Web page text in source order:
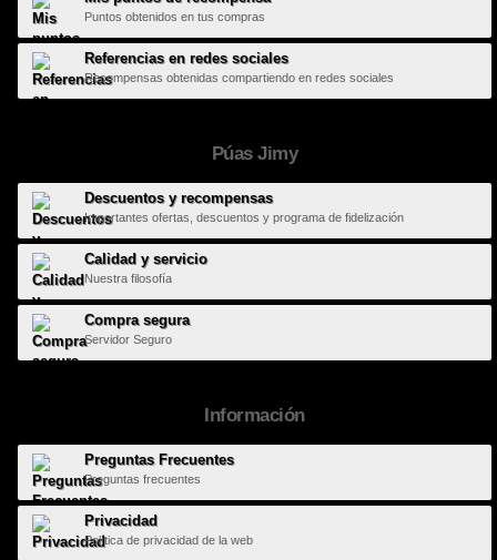
Puntos obtenidos en tus compras
Referencias en redes sociales
Recompensas obtenidas compartiendo en redes sociales
Púas Jimy
Descuentos y recompensas
Importantes ofertas, descuentos y programa de fidelización
Calidad y servicio
Nuestra filosofía
Compra segura
Servidor Seguro
Información
Preguntas Frecuentes
Preguntas frecuentes
Privacidad
Política de privacidad de la web